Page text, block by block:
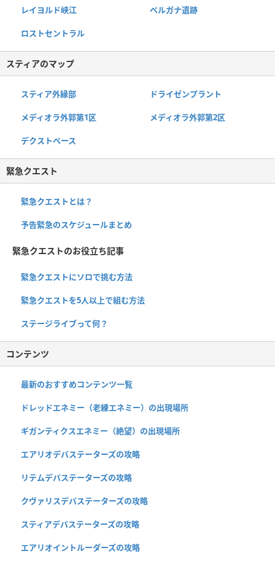
レイヨルド峡江 ベルガナ遺跡
ロストセントラル
スティアのマップ
スティア外縁部 ドライゼンプラント
メディオラ外郭第1区 メディオラ外郭第2区
デクストベース
緊急クエスト
緊急クエストとは？
予告緊急のスケジュールまとめ
緊急クエストのお役立ち記事
緊急クエストにソロで挑む方法
緊急クエストを5人以上で組む方法
ステージライブって何？
コンテンツ
最新のおすすめコンテンツ一覧
ドレッドエネミー（老練エネミー）の出現場所
ギガンティクスエネミー（絶望）の出現場所
エアリオデバステーターズの攻略
リテムデバステーターズの攻略
クヴァリスデバステーターズの攻略
スティアデバステーターズの攻略
エアリオイントルーダーズの攻略